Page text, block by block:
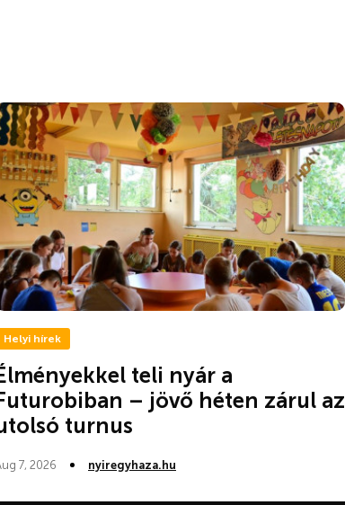
Helyi hírek
teli nyár a
– jövő héten zárul az
turnus
7, 2026 nyiregyhaza.hu